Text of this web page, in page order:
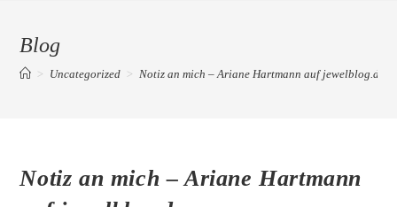
Blog
> Uncategorized > Notiz an mich – Ariane Hartmann auf jewelblog.de
Notiz an mich – Ariane Hartmann